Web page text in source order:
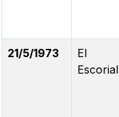
21/5/1973
El
Escorial